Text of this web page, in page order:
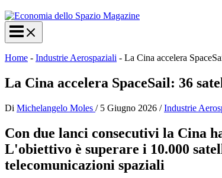
Home - Industrie Aerospaziali - La Cina accelera
La Cina accelera SpaceSail: 36
Di Michelangelo Moles / 5 Giugno 2026 /Industrie
Con due lanci consecutivi la Cina
L'obiettivo è superare i 10.000
telecomunicazioni spaziali